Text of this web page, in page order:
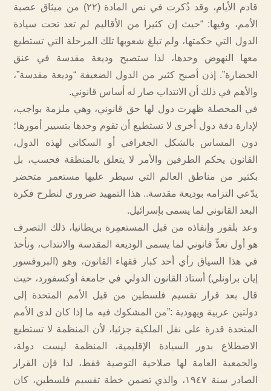
قادم الأيام، وقد ذُكرت في نص المادة (٢٢) من ميثاق عصبة
الأمم، وفيها: “حيث إن كثيرا من الأقاليم لم تعد تحت سيادة
الدول التي حكمتها، ولم تبلغ شعوبها تلك المرحلة التي تستطيع
معها النهوض وحدها، لذا ستصبح وديعة مقدسة في عنق
الحضارة”. إذن أصبح كثير من الدول الضعيفة “وديعة مقدسة”،
والأهم في ذلك أن الانتداب صار له أساس قانوني.
في المحصلة ظهرت دول لها حق قانوني، وهي ملزمة بواجب،
لإدارة دفة دول أخرى لا تستطيع أن تقوم وحدها بتسيير أمورها؛
دون المساس بالشكل الجغرافي أو السكاني لهذه الدول،
القانون يحكم الطرفين والأمر لا يتعلق بالمنطقة فحسب، بل
بكثير من مناطق العالم التي سيطر عليها مستعمر متحضر
يدّعي التزامه بوديعة مقدسة.. هذا التمهيد ضروري لنطرح فكرة
البعد القانوني لما يسمى بإسرائيل.
وعد بلفور وإنفاذه من قبل المستعمِرة بريطانيا، ذلك التصرف
هو أول تعدٍّ قانوني لما يسمى الوديعة المقدسة والانتداب، ونأخذ
في هذا السياق رأي أحد كبار فقهاء القانون، وهو (البروفسور
إيان براونلي) أستاذ القانون الدولي في جامعة أوكسفورد، حيث
قال بعد قرار تقسيم فلسطين من قبل الأمم المتحدة إلى
دولتين عربية ويهودية :”من المشكوك فيه ما إذا كان لدى الأمم
المتحدة قدرة على نقل الملكية جزئيا، لأن المنظمة لا تستطيع
الاضطلاع بدور السيادة الإقليمية، المنظمة ليست دولة،
والجمعية العامة لها صلاحية التوصية فقط، لذا فإن القرار
الصادر سنة ١٩٤٧، والذي تضمن خطة تقسيم فلسطين، كان